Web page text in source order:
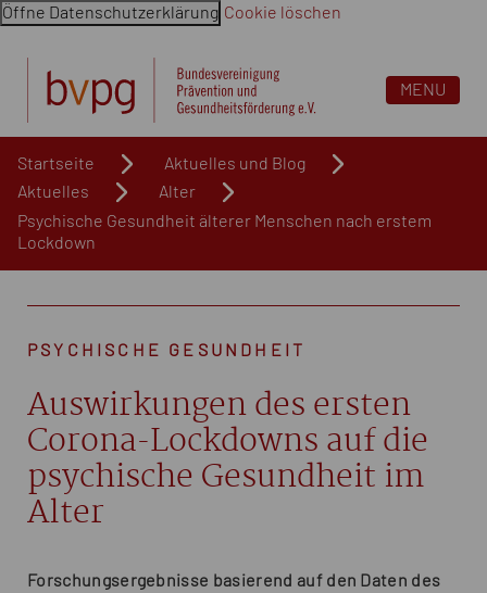
Öffne Datenschutzerklärung Cookie löschen
MENU
Startseite
Aktuelles und Blog
Aktuelles
Alter
Psychische Gesundheit älterer Menschen nach erstem
Lockdown
PSYCHISCHE GESUNDHEIT
Auswirkungen des ersten
Corona-Lockdowns auf die
psychische Gesundheit im
Alter
Forschungsergebnisse basierend auf den Daten des